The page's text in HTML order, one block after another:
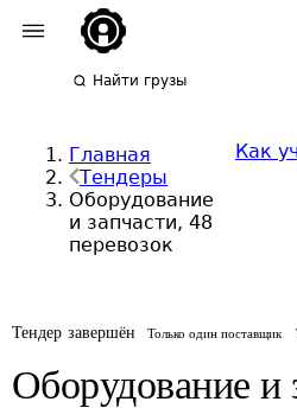
Найти грузы
Главная
Тендеры
Оборудование
и запчасти, 48
перевозок
Как
Тендер завершён Только один поставщик
Оборудование и